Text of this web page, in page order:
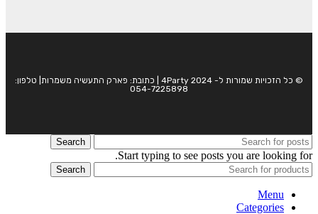
© כל הזכויות שמורות ל- 4Party 2024 | כתובת: פארק התעשיה משמרות| טלפון:
054-7225898
Search
Start typing to see posts you are looking for.
Search
Menu
Categories